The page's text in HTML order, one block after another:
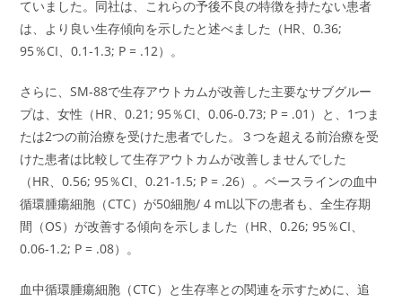
ていました。同社は、これらの予後不良の特徴を持たない患者
は、より良い生存傾向を示したと述べました（HR、0.36;
95％CI、0.1-1.3; P = .12）。
さらに、SM-88で生存アウトカムが改善した主要なサブグルー
プは、女性（HR、0.21; 95％CI、0.06-0.73; P = .01）と、1つま
たは2つの前治療を受けた患者でした。３つを超える前治療を受
けた患者は比較して生存アウトカムが改善しませんでした
（HR、0.56; 95％CI、0.21-1.5; P = .26）。ベースラインの血中
循環腫瘍細胞（CTC）が50細胞/ 4 mL以下の患者も、全生存期
間（OS）が改善する傾向を示しました（HR、0.26; 95％CI、
0.06-1.2; P = .08）。
血中循環腫瘍細胞（CTC）と生存率との関連を示すために、追